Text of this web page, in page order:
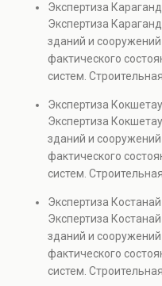
элементов и оценку
Услуга
капитальном
также при судебных
проверках.
Экспертиза
Экспертиза
зданий и
фактического
систем.
элементов и оценку
Услуга
капитальном
также при судебных
проверках.
Экспертиза Кокшетау
Экспертиза
зданий и
фактического
систем.
элементов и оценку
Услуга
капитальном
также при судебных
проверках.
Экспертиза Костанай
Экспертиза
зданий и
фактического
систем.